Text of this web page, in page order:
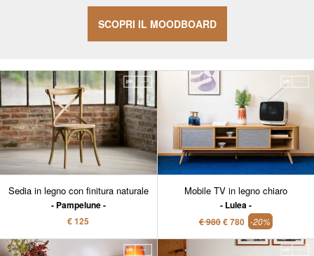
SCOPRI IL MOODBOARD
Sedia in legno con finitura naturale
Pampelune
€ 125
Mobile TV in legno chiaro
Lulea
€ 980€ 780 -20%